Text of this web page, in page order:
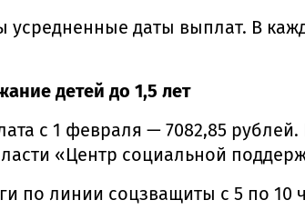
усредненные даты выплат. В
детей до 1,5 лет
с 1 февраля — 7082,85
«Центр социальной
по линии соцзващиты с 5 по